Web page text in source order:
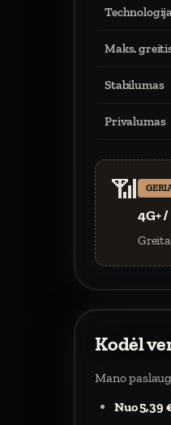
Maks.
Stabilumas
Privalumas
📶
4G+
Kodėl
Mano
Nuo 5,39